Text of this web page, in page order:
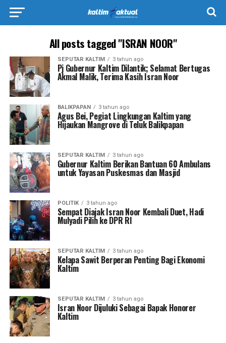
All posts tagged "ISRAN NOOR"
SEPUTAR KALTIM 3 tahun ago
Pj Gubernur Kaltim Dilantik; Selamat Bertugas
Akmal Malik, Terima Kasih Isran Noor
BALIKPAPAN 3 tahun ago
Agus Bei, Pegiat Lingkungan Kaltim yang
Hijaukan Mangrove di Teluk Balikpapan
SEPUTAR KALTIM 3 tahun ago
Gubernur Kaltim Berikan Bantuan 60 Ambulans
untuk Yayasan Puskesmas dan Masjid
POLITIK 3 tahun ago
Sempat Diajak Isran Noor Kembali Duet, Hadi
Mulyadi Pilih ke DPR RI
SEPUTAR KALTIM 3 tahun ago
Kelapa Sawit Berperan Penting Bagi Ekonomi
Kaltim
SEPUTAR KALTIM 3 tahun ago
Isran Noor Dijuluki Sebagai Bapak Honorer
Kaltim